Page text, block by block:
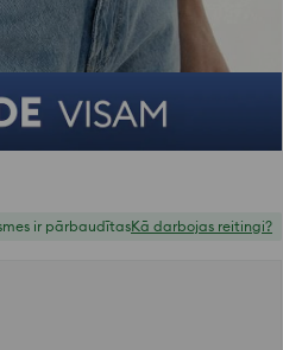
ir pārbaudītasKā darbojas reitingi?